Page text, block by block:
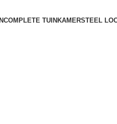
COMPLETE TUINKAMERSTEEL